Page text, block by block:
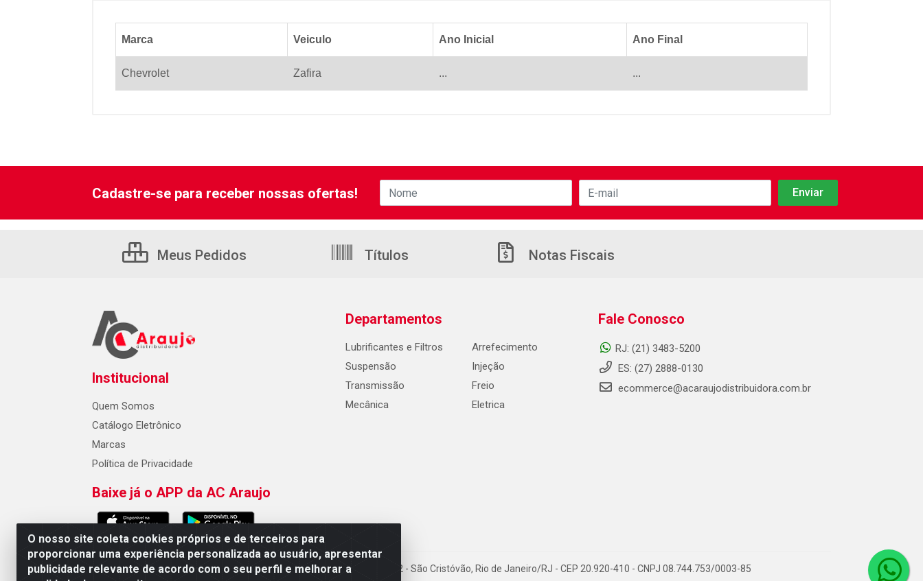
Marca Veiculo Ano Inicial Ano Final
Chevrolet Zafira ... ...
O nosso site coleta cookies próprios e de terceiros para
proporcionar uma experiência personalizada ao usuário, apresentar
publicidade relevante de acordo com o seu perfil e melhorar a
Cadastre-se para receber nossas ofertas!
Meus Pedidos Títulos Notas Fiscais
Institucional
Quem Somos
Catálogo Eletrônico
Marcas
Política de Privacidade
Baixe já o APP da AC Araujo
Departamentos
Lubrificantes e Filtros
Suspensão
Transmissão
Mecânica
Arrefecimento
Injeção
Freio
Eletrica
Fale Conosco
RJ: (21) 3483-5200
ES: (27) 2888-0130
ecommerce@acaraujodistribuidora.com.br
AC Araujo Distribuidora - Rua Carneiro de Campos, 42 - São Cristóvão, Rio de Janeiro/RJ - CEP 20.920-410 - CNPJ 08.744.753/0003-85